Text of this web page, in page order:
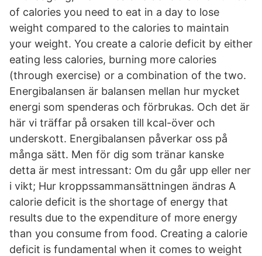
of calories you need to eat in a day to lose
weight compared to the calories to maintain
your weight. You create a calorie deficit by either
eating less calories, burning more calories
(through exercise) or a combination of the two.
Energibalansen är balansen mellan hur mycket
energi som spenderas och förbrukas. Och det är
här vi träffar på orsaken till kcal-över och
underskott. Energibalansen påverkar oss på
många sätt. Men för dig som tränar kanske
detta är mest intressant: Om du går upp eller ner
i vikt; Hur kroppssammansättningen ändras A
calorie deficit is the shortage of energy that
results due to the expenditure of more energy
than you consume from food. Creating a calorie
deficit is fundamental when it comes to weight